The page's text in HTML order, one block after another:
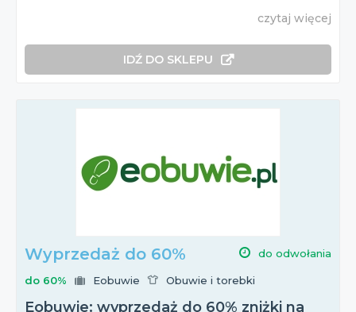
czytaj więcej
IDŹ DO SKLEPU
Wyprzedaż do 60% do odwołania
do 60% Eobuwie Obuwie i torebki
Eobuwie: wyprzedaż do 60% zniżki na